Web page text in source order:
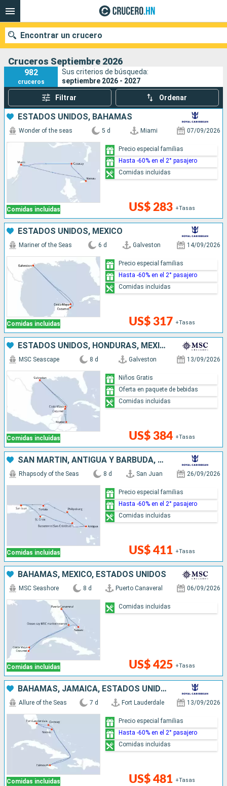
Encontrar un crucero
Nuestros destinos
Fecha de salida
Buscar
Cruceros Septiembre 2026
982
cruceros
Sus criterios de búsqueda:
septiembre 2026 - 2027
Filtrar Ordenar
ESTADOS UNIDOS, BAHAMAS
Comidas incluidas
Wonder of the seas 5 d Miami 07/09/2026
US$ 283 +Tasas
Precio especial familias
Hasta -60% en el 2° pasajero
Comidas incluidas
ESTADOS UNIDOS, MÉXICO
Comidas incluidas
Mariner of the Seas 6 d Galveston 14/09/2026
US$ 317 +Tasas
Precio especial familias
Hasta -60% en el 2° pasajero
Comidas incluidas
ESTADOS UNIDOS, HONDURAS, MÉXICO
Comidas incluidas
MSC Seascape 8 d Galveston 13/09/2026
US$ 384 +Tasas
Niños Gratis
Oferta en paquete de bebidas
Comidas incluidas
SAN MARTÍN, ANTIGUA Y BARBUDA, PUERTO RICO
Comidas incluidas
Rhapsody of the Seas 8 d San Juan 26/09/2026
US$ 411 +Tasas
Precio especial familias
Hasta -60% en el 2° pasajero
Comidas incluidas
BAHAMAS, MÉXICO, ESTADOS UNIDOS
Comidas incluidas
MSC Seashore 8 d Puerto Canaveral 06/09/2026
US$ 425 +Tasas
Comidas incluidas
BAHAMAS, JAMAICA, ESTADOS UNIDOS
Comidas incluidas
Allure of the Seas 7 d Fort Lauderdale 13/09/2026
US$ 481 +Tasas
Precio especial familias
Hasta -60% en el 2° pasajero
Comidas incluidas